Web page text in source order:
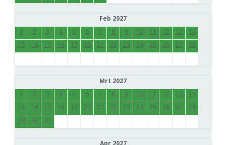
Feb 2027
1
2 3 4 5 6 7 8 9 10 11 12 13
14
15
16 17 18 19 20 21 22 23 24 25 26 27 28
Mrt 2027
1
2 3 4 5 6 7 8 9 10 11 12 13
14
15
16 17 18 19 20 21 22 23 24 25 26 27
28
29
30 31
Apr 2027